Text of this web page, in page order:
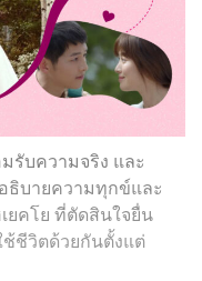
รับความจริง และ
ธิบายความทุกข์และ
ยคโย ที่ตัดสินใจยื่น
ช้ชีวิตด้วยกันตั้งแต่